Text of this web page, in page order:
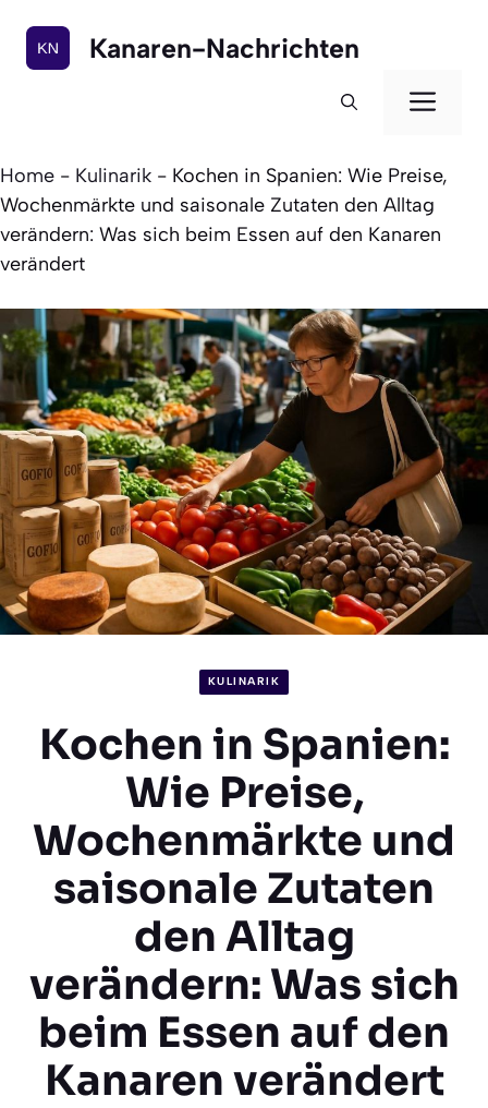
Inhalt
springen
Kanaren-Nachrichten
Home - Kulinarik - Kochen in Spanien: Wie Preise,
Wochenmärkte und saisonale Zutaten den Alltag
verändern: Was sich beim Essen auf den Kanaren
verändert
KULINARIK
Kochen in Spanien:
Wie Preise,
Wochenmärkte und
saisonale Zutaten
den Alltag
verändern: Was sich
beim Essen auf den
Kanaren verändert